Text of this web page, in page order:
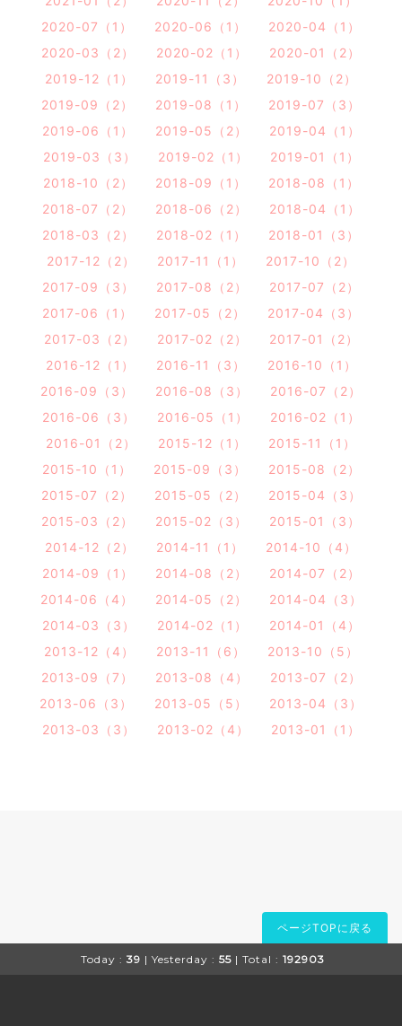
2020-07（1）
2020-06（1）
2020-04（1）
2020-03（2）
2020-02（1）
2020-01（2）
2019-12（1）
2019-11（3）
2019-10（2）
2019-09（2）
2019-08（1）
2019-07（3）
2019-06（1）
2019-05（2）
2019-04（1）
2019-03（3）
2019-02（1）
2019-01（1）
2018-10（2）
2018-09（1）
2018-08（1）
2018-07（2）
2018-06（2）
2018-04（1）
2018-03（2）
2018-02（1）
2018-01（3）
2017-12（2）
2017-11（1）
2017-10（2）
2017-09（3）
2017-08（2）
2017-07（2）
2017-06（1）
2017-05（2）
2017-04（3）
2017-03（2）
2017-02（2）
2017-01（2）
2016-12（1）
2016-11（3）
2016-10（1）
2016-09（3）
2016-08（3）
2016-07（2）
2016-06（3）
2016-05（1）
2016-02（1）
2016-01（2）
2015-12（1）
2015-11（1）
2015-10（1）
2015-09（3）
2015-08（2）
2015-07（2）
2015-05（2）
2015-04（3）
2015-03（2）
2015-02（3）
2015-01（3）
2014-12（2）
2014-11（1）
2014-10（4）
2014-09（1）
2014-08（2）
2014-07（2）
2014-06（4）
2014-05（2）
2014-04（3）
2014-03（3）
2014-02（1）
2014-01（4）
2013-12（4）
2013-11（6）
2013-10（5）
2013-09（7）
2013-08（4）
2013-07（2）
2013-06（3）
2013-05（5）
2013-04（3）
2013-03（3）
2013-02（4） 2013-01（1）
ページTOPに戻る
Today : 39 | Yesterday : 55 | Total : 192903